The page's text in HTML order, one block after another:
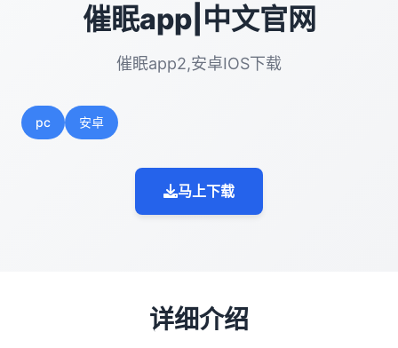
催眠app|中文官网
催眠app2,安卓IOS下载
pc 安卓
马上下载
详细介绍